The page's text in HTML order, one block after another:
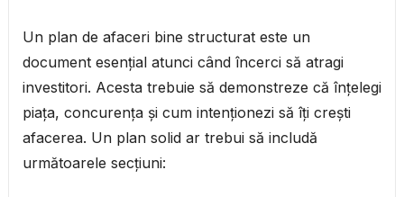
Un plan de afaceri bine structurat este un
document esențial atunci când încerci să atragi
investitori. Acesta trebuie să demonstreze că înțelegi
piața, concurența și cum intenționezi să îți crești
afacerea. Un plan solid ar trebui să includă
următoarele secțiuni: